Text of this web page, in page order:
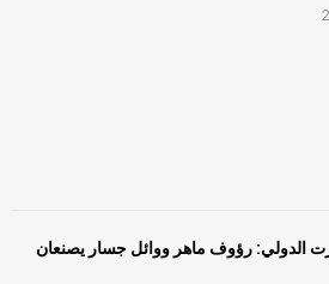
الدولي: رؤوف ماهر ووائل جسار يصنعان